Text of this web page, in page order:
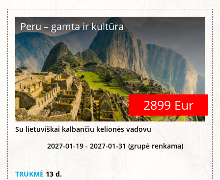
Peru – gamta ir kultūra
2899 Eur
Su lietuviškai kalbančiu kelionės vadovu
2027-01-19 - 2027-01-31 (grupė renkama)
TRUKMĖ 13 d.